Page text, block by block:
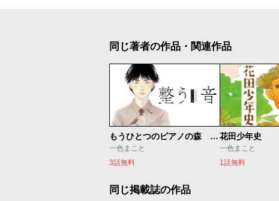
同じ著者の作品・関連作品
もうひとつのピアノの森 整う音
一色まこと
3話無料
花田少年史
一色まこと
1話無料
同じ掲載誌の作品